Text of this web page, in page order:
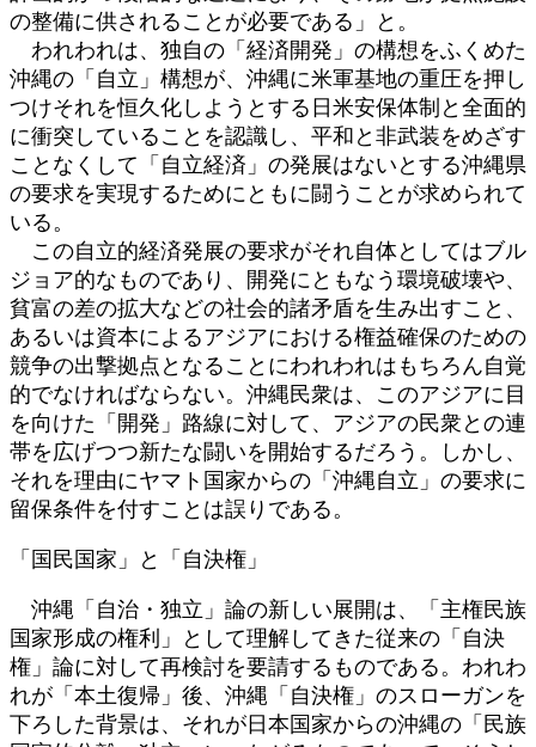
の整備に供されることが必要である」と。
われわれは、独自の「経済開発」の構想をふくめた
沖縄の「自立」構想が、沖縄に米軍基地の重圧を押し
つけそれを恒久化しようとする日米安保体制と全面的
に衝突していることを認識し、平和と非武装をめざす
ことなくして「自立経済」の発展はないとする沖縄県
の要求を実現するためにともに闘うことが求められて
いる。
この自立的経済発展の要求がそれ自体としてはブル
ジョア的なものであり、開発にともなう環境破壊や、
貧富の差の拡大などの社会的諸矛盾を生み出すこと、
あるいは資本によるアジアにおける権益確保のための
競争の出撃拠点となることにわれわれはもちろん自覚
的でなければならない。沖縄民衆は、このアジアに目
を向けた「開発」路線に対して、アジアの民衆との連
帯を広げつつ新たな闘いを開始するだろう。しかし、
それを理由にヤマト国家からの「沖縄自立」の要求に
留保条件を付すことは誤りである。
「国民国家」と「自決権」
沖縄「自治・独立」論の新しい展開は、「主権民族
国家形成の権利」として理解してきた従来の「自決
権」論に対して再検討を要請するものである。われわ
れが「本土復帰」後、沖縄「自決権」のスローガンを
下ろした背景は、それが日本国家からの沖縄の「民族